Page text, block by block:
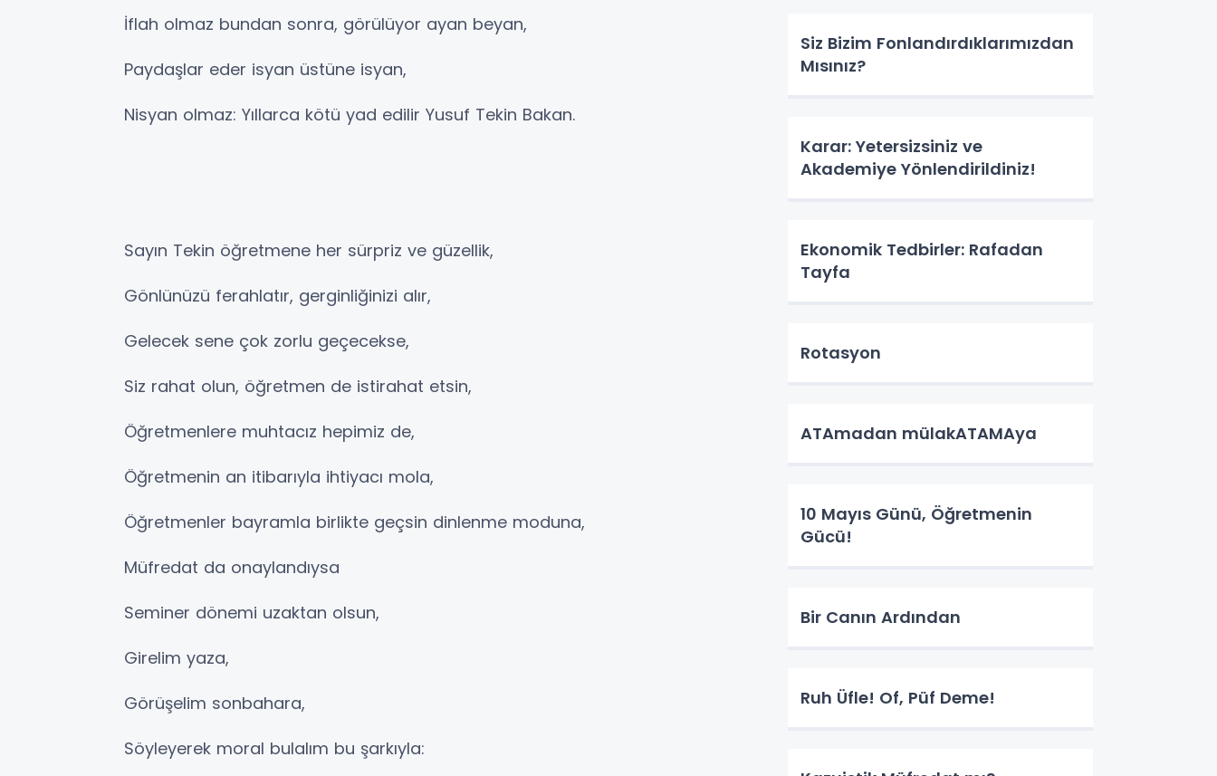
İflah olmaz bundan sonra, görülüyor ayan beyan,
Paydaşlar eder isyan üstüne isyan,
Nisyan olmaz: Yıllarca kötü yad edilir Yusuf Tekin Bakan.
Sayın Tekin öğretmene her sürpriz ve güzellik,
Gönlünüzü ferahlatır, gerginliğinizi alır,
Gelecek sene çok zorlu geçecekse,
Siz rahat olun, öğretmen de istirahat etsin,
Öğretmenlere muhtacız hepimiz de,
Öğretmenin an itibarıyla ihtiyacı mola,
Öğretmenler bayramla birlikte geçsin dinlenme moduna,
Müfredat da onaylandıysa
Seminer dönemi uzaktan olsun,
Girelim yaza,
Görüşelim sonbahara,
Söyleyerek moral bulalım bu şarkıyla:
Siz Bizim Fonlandırdıklarımızdan
Mısınız?
Karar: Yetersizsiniz ve
Akademiye Yönlendirildiniz!
Ekonomik Tedbirler: Rafadan
Tayfa
Rotasyon
ATAmadan mülakATAMAya
10 Mayıs Günü, Öğretmenin
Gücü!
Bir Canın Ardından
Ruh Üfle! Of, Püf Deme!